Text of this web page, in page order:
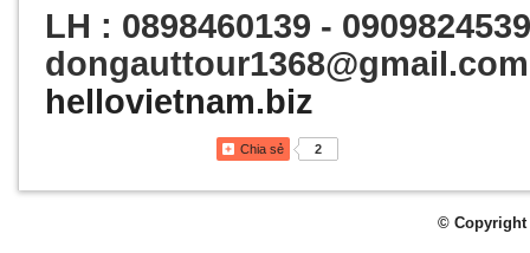
LH : 0898460139 -
hellovietnam.biz
Chia sẻ 2
© Copyright